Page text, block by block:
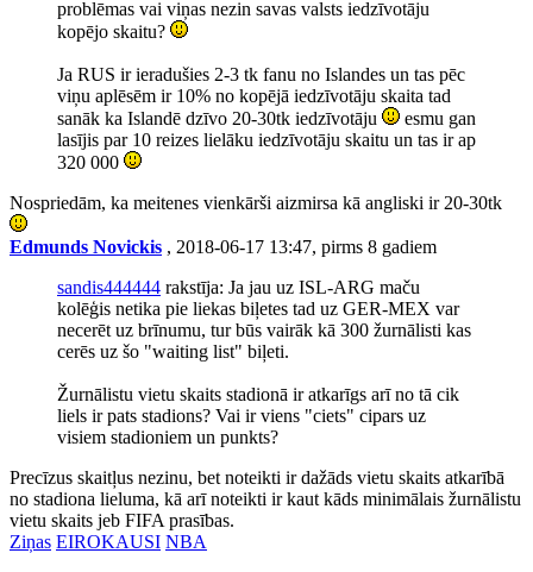
problēmas vai viņas nezin savas valsts iedzīvotāju
kopējo skaitu?
Ja RUS ir ieradušies 2-3 tk fanu no Islandes un tas pēc
viņu aplēsēm ir 10% no kopējā iedzīvotāju skaita tad
sanāk ka Islandē dzīvo 20-30tk iedzīvotāju
esmu gan
lasījis par 10 reizes lielāku iedzīvotāju skaitu un tas ir ap
320 000
Nospriedām, ka meitenes vienkārši aizmirsa kā angliski ir 20-30tk
Edmunds Novickis , 2018-06-17 13:47, pirms 8 gadiem
sandis444444 rakstīja: Ja jau uz ISL-ARG maču
kolēģis netika pie liekas biļetes tad uz GER-MEX var
necerēt uz brīnumu, tur būs vairāk kā 300 žurnālisti kas
cerēs uz šo "waiting list" biļeti.
Žurnālistu vietu skaits stadionā ir atkarīgs arī no tā cik
liels ir pats stadions? Vai ir viens "ciets" cipars uz
visiem stadioniem un punkts?
Precīzus skaitļus nezinu, bet noteikti ir dažāds vietu skaits atkarībā
no stadiona lieluma, kā arī noteikti ir kaut kāds minimālais žurnālistu
vietu skaits jeb FIFA prasības.
Ziņas EIROKAUSI NBA